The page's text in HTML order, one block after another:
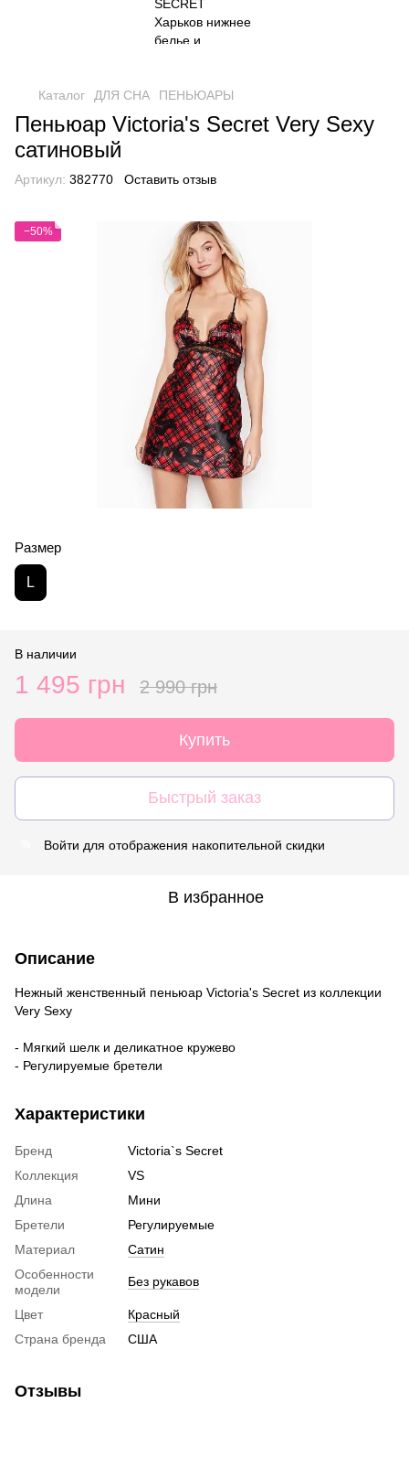
Каталог ДЛЯ СНА ПЕНЬЮАРЫ
Пеньюар Victoria's Secret Very Sexy
сатиновый
Артикул: 382770 Оставить отзыв
−50%
Размер
L
В наличии
1 495 грн 2 990 грн
Купить
Быстрый заказ
Войти для отображения накопительной скидки
В избранное
Описание
Нежный женственный пеньюар Victoria's Secret из коллекции
Very Sexy
- Мягкий шелк и деликатное кружево
- Регулируемые бретели
Характеристики
Бренд
Victoria`s Secret
Коллекция
VS
Длина
Мини
Бретели
Регулируемые
Материал
Сатин
Особенности
модели
Без рукавов
Цвет
Красный
Страна бренда
США
Отзывы